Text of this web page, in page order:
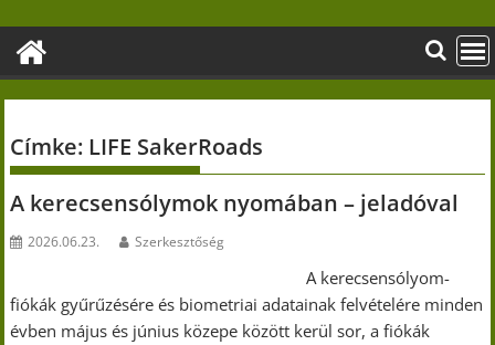
content
Címke: LIFE SakerRoads
A kerecsensólymok nyomában – jeladóval
2026.06.23. Szerkesztőség
A kerecsensólyom-
fiókák gyűrűzésére és biometriai adatainak felvételére minden
évben május és június közepe között kerül sor, a fiókák